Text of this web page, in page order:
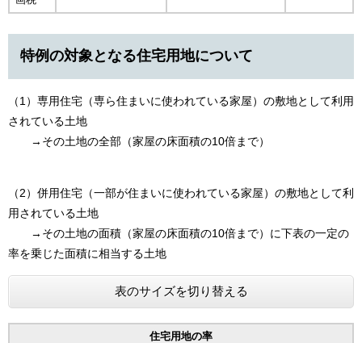
特例の対象となる住宅用地について
（1）専用住宅（専ら住まいに使われている家屋）の敷地として利用
されている土地
→その土地の全部（家屋の床面積の10倍まで）
（2）併用住宅（一部が住まいに使われている家屋）の敷地として利
用されている土地
→その土地の面積（家屋の床面積の10倍まで）に下表の一定の
率を乗じた面積に相当する土地
表のサイズを切り替える
住宅用地の率